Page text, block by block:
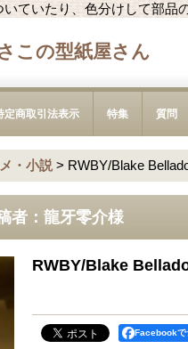
ていたり、色分けして部
この型紙屋さん
定商取引法表示 特集 質問
・小説 > RWBY/Blake
者：龍牙零介様
RWBY/Blake
Facebookで